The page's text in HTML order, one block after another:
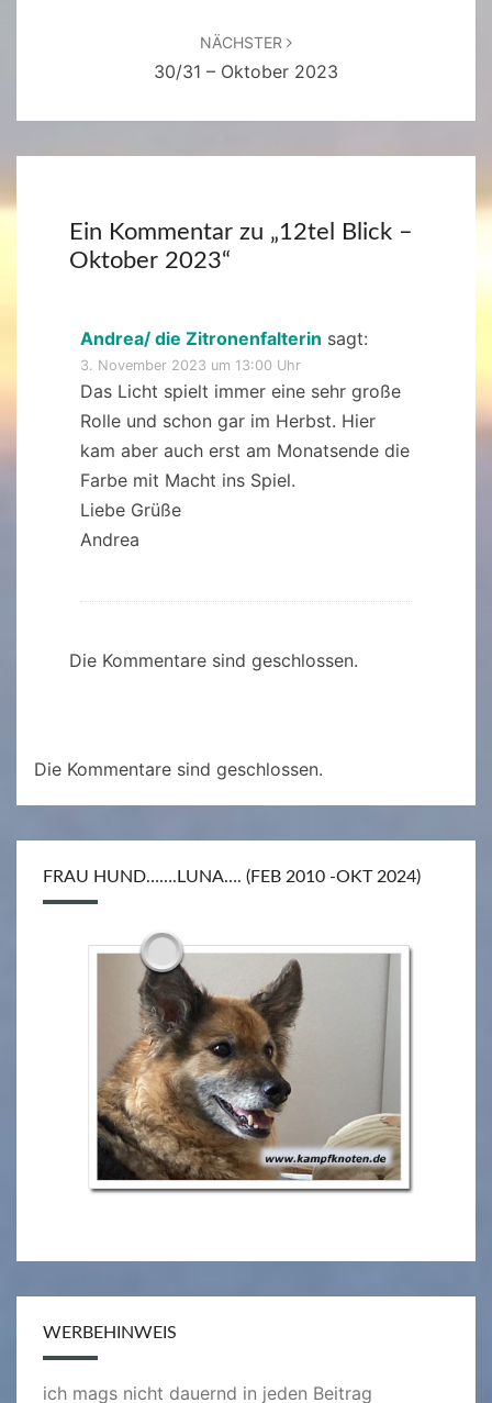
NÄCHSTER
30/31 – Oktober 2023
Ein Kommentar zu „12tel Blick –
Oktober 2023“
Andrea/ die Zitronenfalterin sagt:
3. November 2023 um 13:00 Uhr
Das Licht spielt immer eine sehr große
Rolle und schon gar im Herbst. Hier
kam aber auch erst am Monatsende die
Farbe mit Macht ins Spiel.
Liebe Grüße
Andrea
Die Kommentare sind geschlossen.
Die Kommentare sind geschlossen.
FRAU HUND…….LUNA…. (FEB 2010 -OKT 2024)
WERBEHINWEIS
ich mags nicht dauernd in jeden Beitrag